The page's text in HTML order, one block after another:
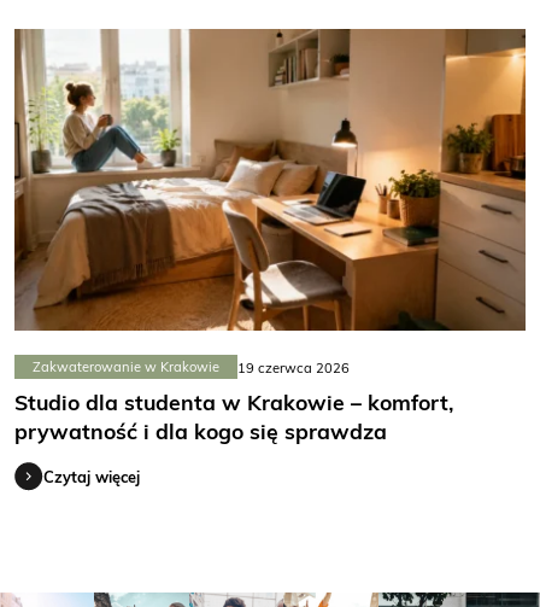
Zakwaterowanie w Krakowie 19 czerwca 2026
Studio dla studenta w Krakowie – komfort,
prywatność i dla kogo się sprawdza
Czytaj więcej